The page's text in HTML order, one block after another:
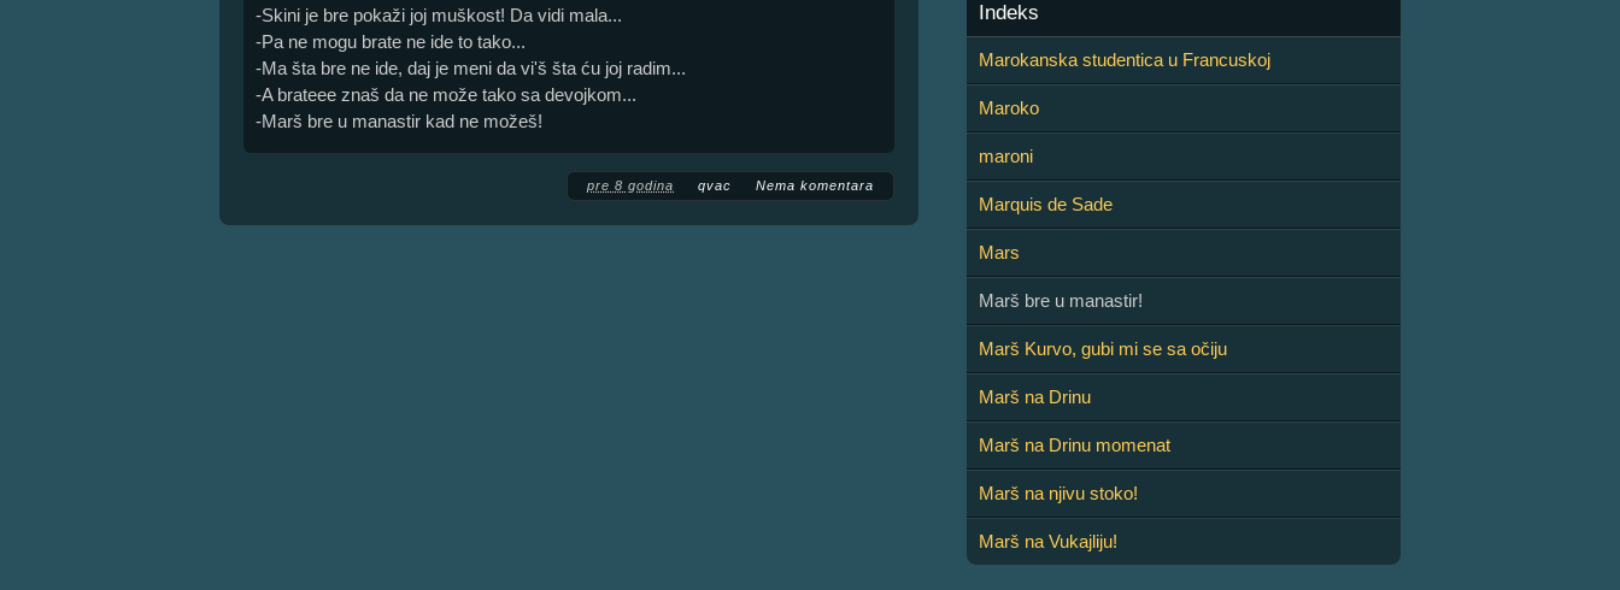
-Skini je bre pokaži joj muškost! Da vidi mala...
-Pa ne mogu brate ne ide to tako...
-Ma šta bre ne ide, daj je meni da vi'š šta ću joj radim...
-A brateee znaš da ne može tako sa devojkom...
-Marš bre u manastir kad ne možeš!
pre 8 godina qvac Nema komentara
Indeks
Marokanska studentica u Francuskoj
Maroko
maroni
Marquis de Sade
Mars
Marš bre u manastir!
Marš Kurvo, gubi mi se sa očiju
Marš na Drinu
Marš na Drinu momenat
Marš na njivu stoko!
Marš na Vukajliju!